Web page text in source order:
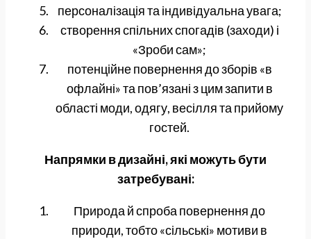
персоналізація та індивідуальна увага;
створення спільних спогадів (заходи) і
«Зроби сам»;
потенційне повернення до зборів «в
офлайні» та пов’язані з цим запити в
області моди, одягу, весілля та прийому
гостей.
Напрямки в дизайні, які можуть бути
затребувані:
Природа й спроба повернення до
природи, тобто «сільські» мотиви в